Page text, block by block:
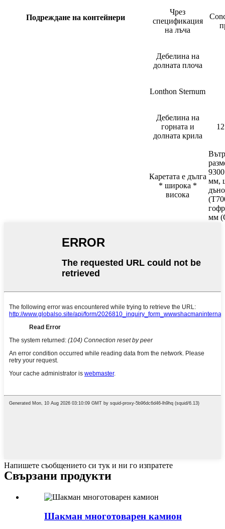
Подреждане на контейнери
Чрез
спецификация
на лъча
Дебелина на
долната плоча
Lonthon Sternum
Дебелина на
горната и
долната крила
Каретата е дълга
* широка *
висока
мм,
мм
Напишете съобщението си тук и ни го изпратете
Свързани продукти
Шакман многотоварен камион